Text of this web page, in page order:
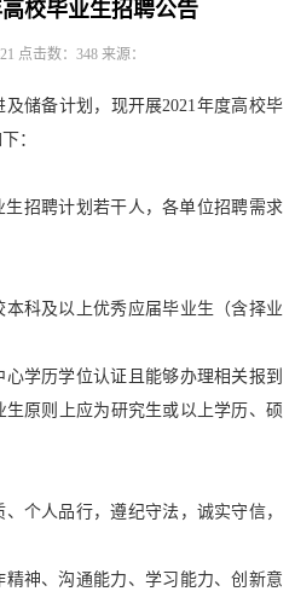
校毕业生招聘公告
点击数： 348 来源：
储备计划，现开展2021年度高校毕
：
生招聘计划若干人，各单位招聘需求
本科及以上优秀应届毕业生（含择业
心学历学位认证且能够办理相关报到
原则上应为研究生或以上学历、硕
、个人品行，遵纪守法，诚实守信，
精神、沟通能力、学习能力、创新意